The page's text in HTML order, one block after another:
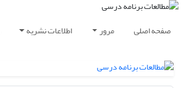
صفحه اصلی مرور اطلاعات نشریه